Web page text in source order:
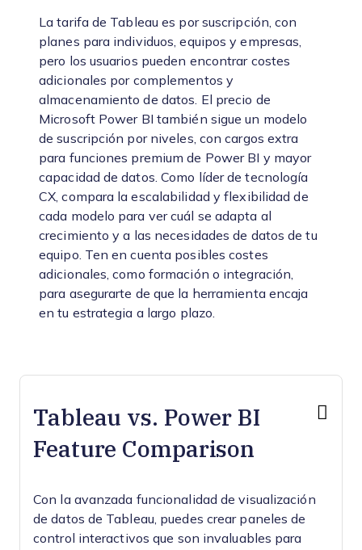
La tarifa de Tableau es por suscripción, con
planes para individuos, equipos y empresas,
pero los usuarios pueden encontrar costes
adicionales por complementos y
almacenamiento de datos. El precio de
Microsoft Power BI también sigue un modelo
de suscripción por niveles, con cargos extra
para funciones premium de Power BI y mayor
capacidad de datos. Como líder de tecnología
CX, compara la escalabilidad y flexibilidad de
cada modelo para ver cuál se adapta al
crecimiento y a las necesidades de datos de tu
equipo. Ten en cuenta posibles costes
adicionales, como formación o integración,
para asegurarte de que la herramienta encaja
en tu estrategia a largo plazo.
Tableau vs. Power BI
Feature Comparison
Con la avanzada funcionalidad de visualización
de datos de Tableau, puedes crear paneles de
control interactivos que son invaluables para